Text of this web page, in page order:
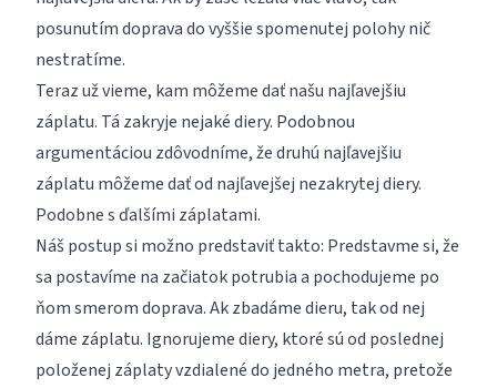
posunutím doprava do vyššie spomenutej polohy nič
nestratíme.
Teraz už vieme, kam môžeme dať našu najľavejšiu
záplatu. Tá zakryje nejaké diery. Podobnou
argumentáciou zdôvodníme, že druhú najľavejšiu
záplatu môžeme dať od najľavejšej nezakrytej diery.
Podobne s ďalšími záplatami.
Náš postup si možno predstaviť takto: Predstavme si, že
sa postavíme na začiatok potrubia a pochodujeme po
ňom smerom doprava. Ak zbadáme dieru, tak od nej
dáme záplatu. Ignorujeme diery, ktoré sú od poslednej
položenej záplaty vzdialené do jedného metra, pretože